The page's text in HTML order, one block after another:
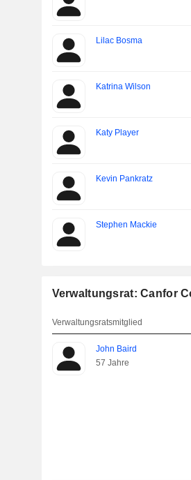
Lilac Bosma
Katrina Wilson
Katy Player
Kevin Pankratz
Stephen Mackie
Verwaltungsrat: Canfor
Verwaltungsratsmitglied
John Baird
57 Jahre